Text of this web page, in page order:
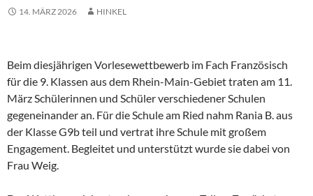
14. MÄRZ 2026 HINKEL
Beim diesjährigen Vorlesewettbewerb im Fach Französisch
für die 9. Klassen aus dem Rhein-Main-Gebiet traten am 11.
März Schülerinnen und Schüler verschiedener Schulen
gegeneinander an. Für die Schule am Ried nahm Rania B. aus
der Klasse G9b teil und vertrat ihre Schule mit großem
Engagement. Begleitet und unterstützt wurde sie dabei von
Frau Weig.